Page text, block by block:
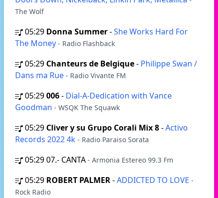
The Wolf
05:29 Donna Summer-She Works Hard For
The Money - Radio Flashback
05:29 Chanteurs de Belgique- Philippe Swan /
Dans ma Rue - Radio Vivante FM
05:29006- Dial-A-Dedication with Vance
Goodman - WSQK The Squawk
05:29 Cliver y su Grupo Corali Mix 8-Activo
Records 2022 4k - Radio Paraiso Sorata
05:2907.- CANTA - Armonia Estereo 99.3 Fm
05:29 ROBERT PALMER-ADDICTED TO LOVE -
Rock Radio